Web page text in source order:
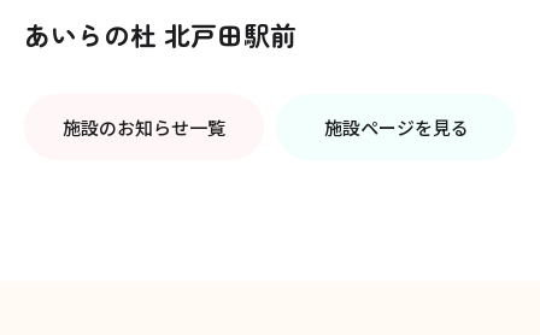
あいらの杜 北戸田駅前
施設のお知らせ一覧 施設ページを見る